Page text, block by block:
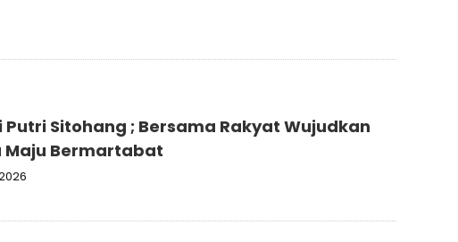
Putri Sitohang ; Bersama Rakyat Wujudkan
Maju Bermartabat